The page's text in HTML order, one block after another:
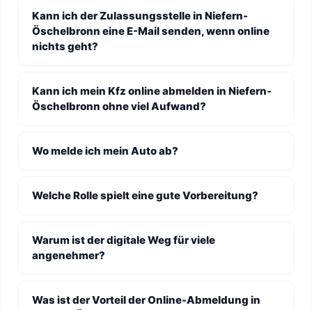
Kann ich der Zulassungsstelle in Niefern-
Öschelbronn eine E-Mail senden, wenn online
nichts geht?
Kann ich mein Kfz online abmelden in Niefern-
Öschelbronn ohne viel Aufwand?
Wo melde ich mein Auto ab?
Welche Rolle spielt eine gute Vorbereitung?
Warum ist der digitale Weg für viele
angenehmer?
Was ist der Vorteil der Online-Abmeldung in